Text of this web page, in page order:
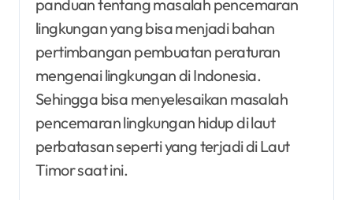
panduan tentang masalah pencemaran
lingkungan yang bisa menjadi bahan
pertimbangan pembuatan peraturan
mengenai lingkungan di Indonesia.
Sehingga bisa menyelesaikan masalah
pencemaran lingkungan hidup di laut
perbatasan seperti yang terjadi di Laut
Timor saat ini.